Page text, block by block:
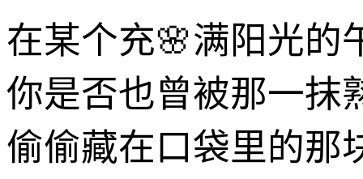
在某个充🌸满阳光的
你是否也曾被那一抹
偷偷藏在口袋里的那